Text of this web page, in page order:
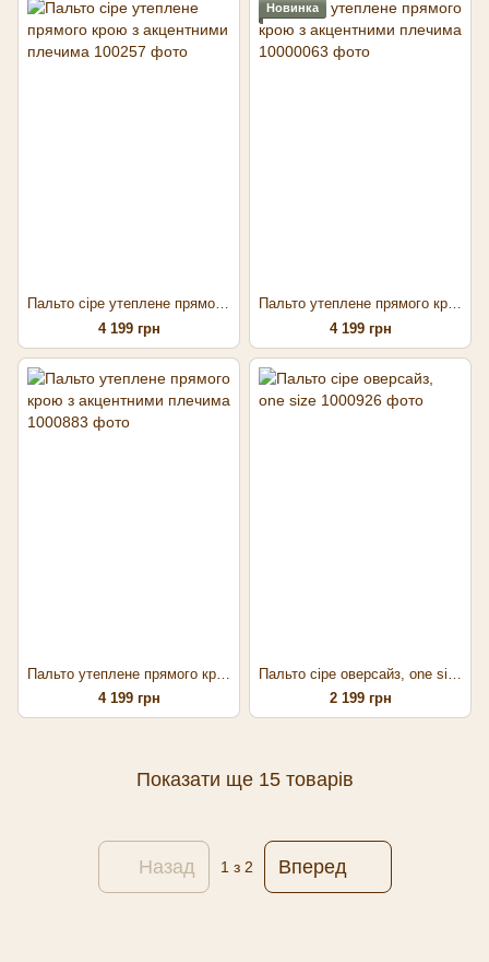
Пальто сіре утеплене прямого крою з акцентними плечима
4 199 грн
Новинка
Пальто утеплене прямого крою з акцентними плечима
4 199 грн
4 199 грн
2 199 грн
Показати ще 15 товарів
Назад 1з 2 Вперед